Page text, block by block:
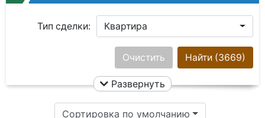
Тип сделки: Квартира
Ничего не выбрано
Цена:
Найти (3669)
Очистить
Развернуть
Сортировка по умолчанию